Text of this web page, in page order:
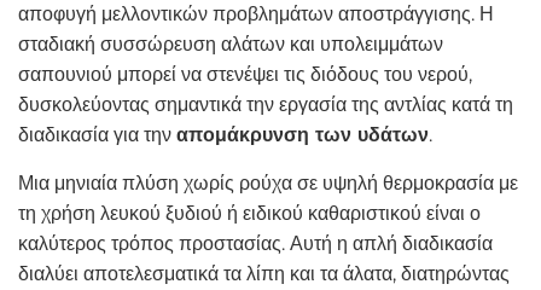
αποφυγή μελλοντικών προβλημάτων αποστράγγισης. Η
σταδιακή συσσώρευση αλάτων και υπολειμμάτων
σαπουνιού μπορεί να στενέψει τις διόδους του νερού,
δυσκολεύοντας σημαντικά την εργασία της αντλίας κατά τη
διαδικασία για την απομάκρυνση των υδάτων.
Μια μηνιαία πλύση χωρίς ρούχα σε υψηλή θερμοκρασία με
τη χρήση λευκού ξυδιού ή ειδικού καθαριστικού είναι ο
καλύτερος τρόπος προστασίας. Αυτή η απλή διαδικασία
διαλύει αποτελεσματικά τα λίπη και τα άλατα, διατηρώντας